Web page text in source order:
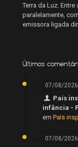
Terra da Luz.
paralelamente,
emissora ligada
Últimos
07/08/2026
Pais
infância -
em Pais
07/08/2026